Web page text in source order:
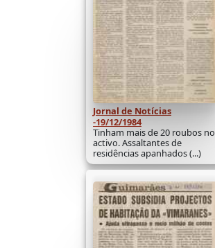
Jornal de Notícias
-19/12/1984
Tinham mais de 20 roubos no
activo. Assaltantes de
residências apanhados (...)